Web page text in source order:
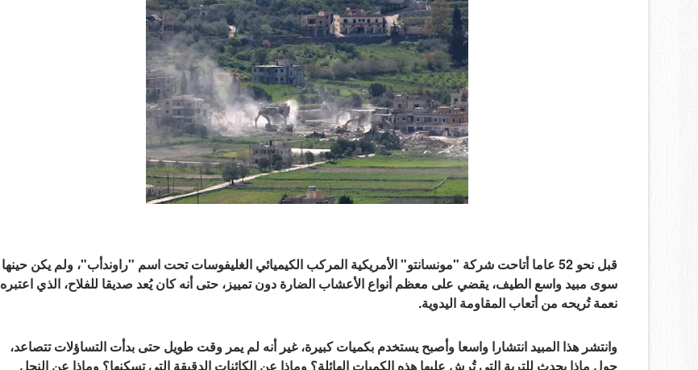
قبل نحو 52 عاما أتاحت شركة "مونسانتو" الأمريكية المركب الكيميائي الغليفوسات تحت اسم "راوندأب"، ولم يكن حينها
سوى مبيد واسع الطيف، يقضي على معظم أنواع الأعشاب الضارة دون تمييز، حتى أنه كان يُعد صديقا للفلاح، الذي اعتبره
نعمة تُريحه من أتعاب المقاومة اليدوية.
وانتشر هذا المبيد انتشارا واسعا وأصبح يستخدم بكميات كبيرة، غير أنه لم يمر وقت طويل حتى بدأت التساؤلات تتصاعد،
حول ماذا يحدث للتربة التي تُرش عليها هذه الكميات الهائلة؟ وماذا عن الكائنات الدقيقة التي تسكنها؟ وماذا عن النحل